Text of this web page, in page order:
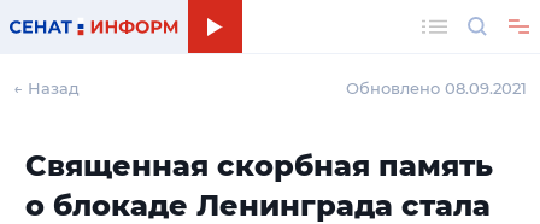
← Назад Обновлено 08.09.2021
Священная скорбная память
о блокаде Ленинграда стала